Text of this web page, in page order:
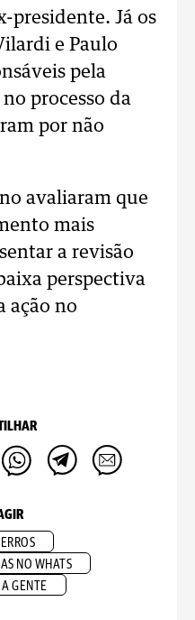
presidente. Já os
e Paulo
pela
processo da
por não
avaliaram que
mais
a revisão
perspectiva
ação no
NO WHATS
GENTE